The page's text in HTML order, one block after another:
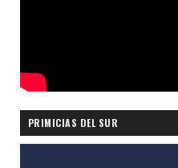
PRIMICIAS DEL SUR